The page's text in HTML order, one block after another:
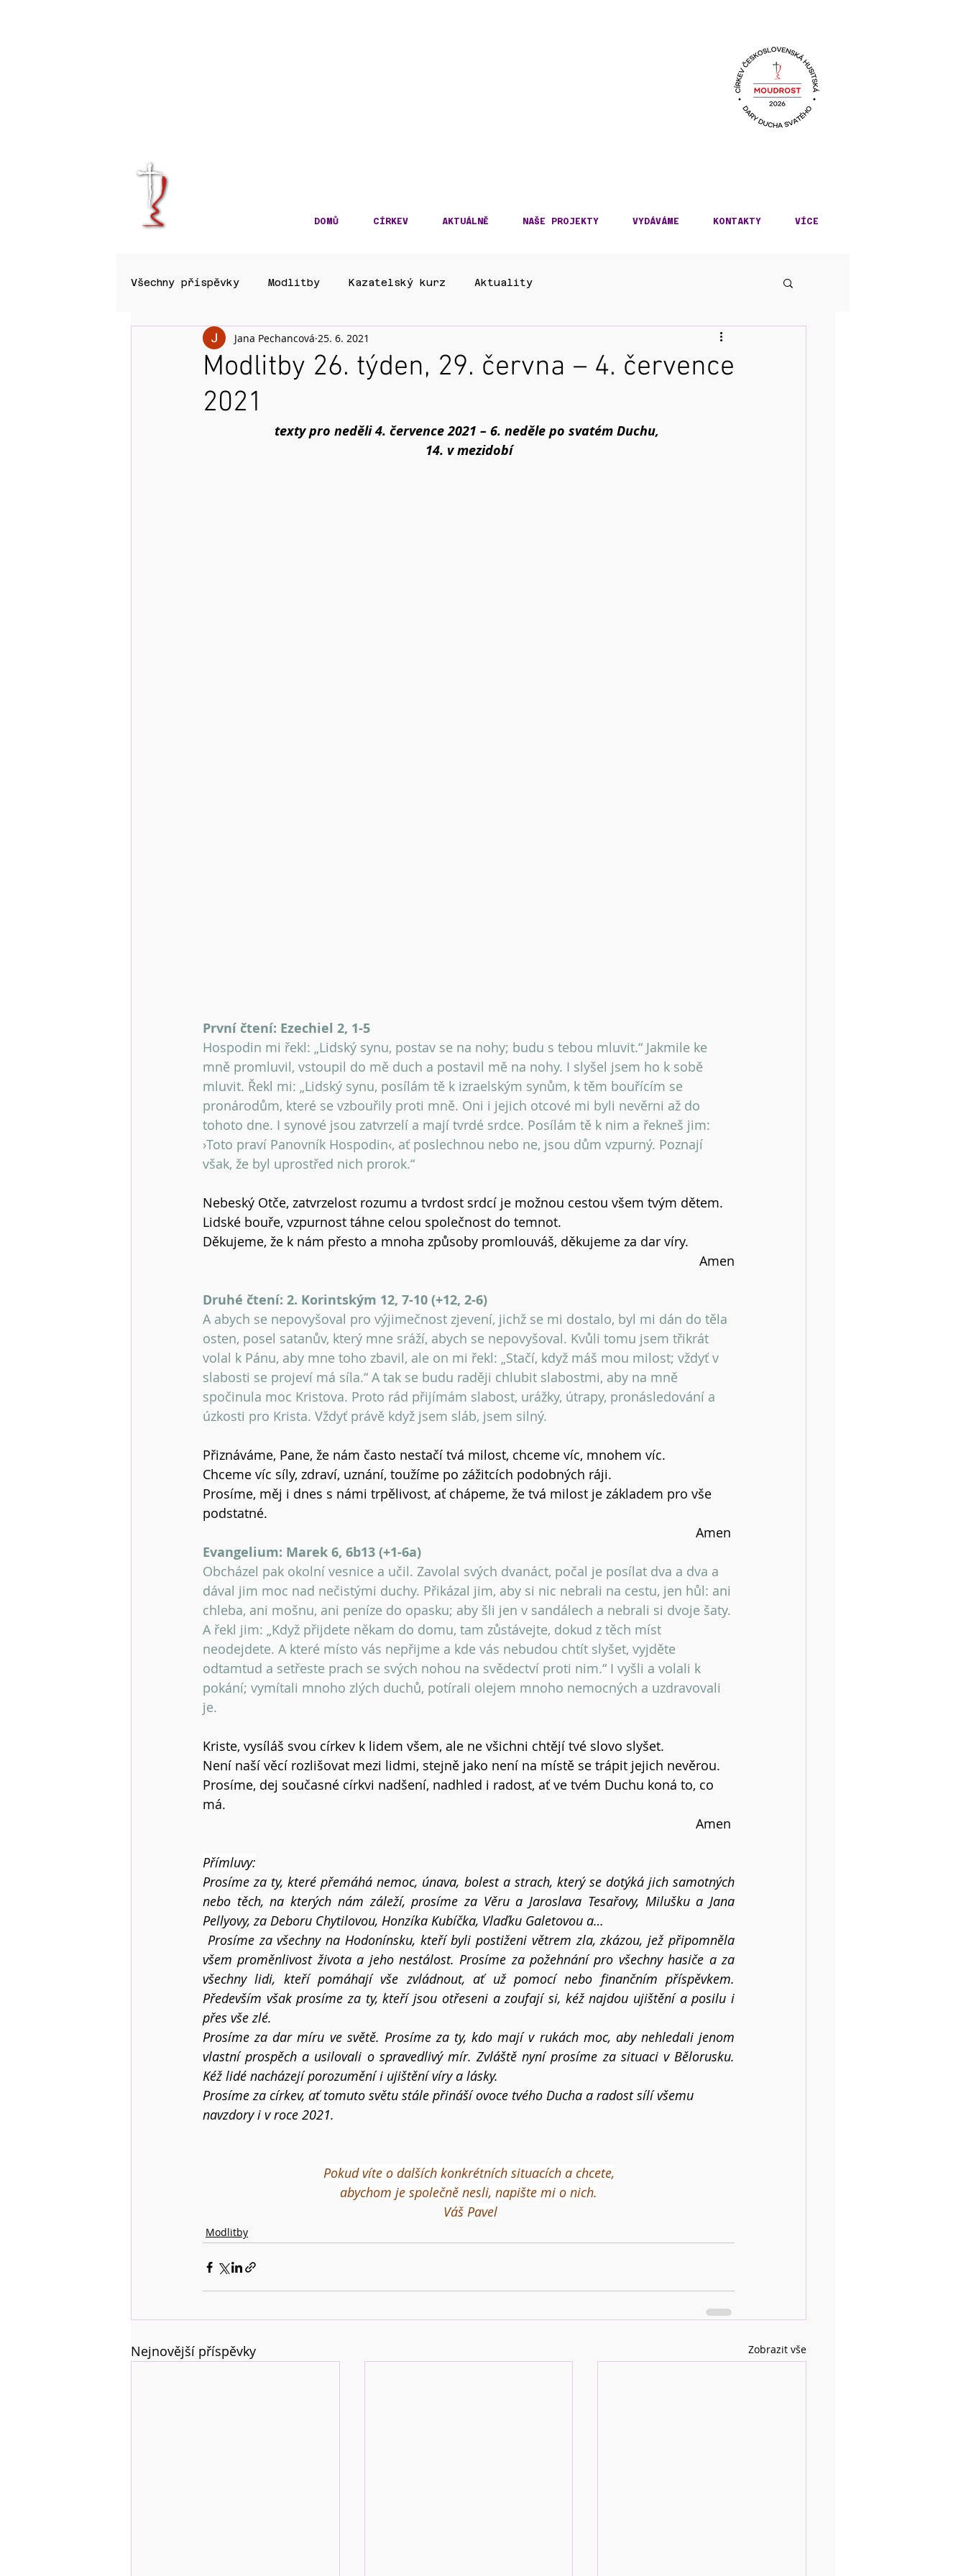
DOMŮ CÍRKEV AKTUÁLNĚ NAŠE PROJEKTY VYDÁVÁME KONTAKTY VÍCE
Všechny příspěvky Modlitby Kazatelský kurz Aktuality
Modlitby 26. týden, 29. června – 4. července
2021
Jana Pechancová 25. 6. 2021
texty pro neděli 4. července 2021 – 6. neděle po svatém Duchu,
14. v mezidobí
První čtení: Ezechiel 2, 1-5
Hospodin mi řekl: „Lidský synu, postav se na nohy; budu s tebou mluvit.“ Jakmile ke
mně promluvil, vstoupil do mě duch a postavil mě na nohy. I slyšel jsem ho k sobě
mluvit. Řekl mi: „Lidský synu, posílám tě k izraelským synům, k těm bouřícím se
pronárodům, které se vzbouřily proti mně. Oni i jejich otcové mi byli nevěrni až do
tohoto dne. I synové jsou zatvrzelí a mají tvrdé srdce. Posílám tě k nim a řekneš jim:
›Toto praví Panovník Hospodin‹, ať poslechnou nebo ne, jsou dům vzpurný. Poznají
však, že byl uprostřed nich prorok.“
Nebeský Otče, zatvrzelost rozumu a tvrdost srdcí je možnou cestou všem tvým dětem.
Lidské bouře, vzpurnost táhne celou společnost do temnot.
Děkujeme, že k nám přesto a mnoha způsoby promlouváš, děkujeme za dar víry.
Amen
Druhé čtení: 2. Korintským 12, 7-10 (+12, 2-6)
A abych se nepovyšoval pro výjimečnost zjevení, jichž se mi dostalo, byl mi dán do těla
osten, posel satanův, který mne sráží, abych se nepovyšoval. Kvůli tomu jsem třikrát
volal k Pánu, aby mne toho zbavil, ale on mi řekl: „Stačí, když máš mou milost; vždyť v
slabosti se projeví má síla.“ A tak se budu raději chlubit slabostmi, aby na mně
spočinula moc Kristova. Proto rád přijímám slabost, urážky, útrapy, pronásledování a
úzkosti pro Krista. Vždyť právě když jsem sláb, jsem silný.
Přiznáváme, Pane, že nám často nestačí tvá milost, chceme víc, mnohem víc.
Chceme víc síly, zdraví, uznání, toužíme po zážitcích podobných ráji.
Prosíme, měj i dnes s námi trpělivost, ať chápeme, že tvá milost je základem pro vše
podstatné.
Amen
Evangelium: Marek 6, 6b13 (+1-6a)
Obcházel pak okolní vesnice a učil. Zavolal svých dvanáct, počal je posílat dva a dva a
dával jim moc nad nečistými duchy. Přikázal jim, aby si nic nebrali na cestu, jen hůl: ani
chleba, ani mošnu, ani peníze do opasku; aby šli jen v sandálech a nebrali si dvoje šaty.
A řekl jim: „Když přijdete někam do domu, tam zůstávejte, dokud z těch míst
neodejdete. A které místo vás nepřijme a kde vás nebudou chtít slyšet, vyjděte
odtamtud a setřeste prach se svých nohou na svědectví proti nim.“ I vyšli a volali k
pokání; vymítali mnoho zlých duchů, potírali olejem mnoho nemocných a uzdravovali
je.
Kriste, vysíláš svou církev k lidem všem, ale ne všichni chtějí tvé slovo slyšet.
Není naší věcí rozlišovat mezi lidmi, stejně jako není na místě se trápit jejich nevěrou.
Prosíme, dej současné církvi nadšení, nadhled i radost, ať ve tvém Duchu koná to, co
má.
Amen
Přímluvy:
Prosíme za ty, které přemáhá nemoc, únava, bolest a strach, který se dotýká jich samotných
nebo těch, na kterých nám záleží, prosíme za Věru a Jaroslava Tesařovy, Milušku a Jana
Pellyovy, za Deboru Chytilovou, Honzíka Kubíčka, Vlaďku Galetovou a…
Prosíme za všechny na Hodonínsku, kteří byli postiženi větrem zla, zkázou, jež připomněla
všem proměnlivost života a jeho nestálost. Prosíme za požehnání pro všechny hasiče a za
všechny lidi, kteří pomáhají vše zvládnout, ať už pomocí nebo finančním příspěvkem.
Především však prosíme za ty, kteří jsou otřeseni a zoufají si, kéž najdou ujištění a posilu i
přes vše zlé.
Prosíme za dar míru ve světě. Prosíme za ty, kdo mají v rukách moc, aby nehledali jenom
vlastní prospěch a usilovali o spravedlivý mír. Zvláště nyní prosíme za situaci v Bělorusku.
Kéž lidé nacházejí porozumění i ujištění víry a lásky.
Prosíme za církev, ať tomuto světu stále přináší ovoce tvého Ducha a radost sílí všemu
navzdory i v roce 2021.
Pokud víte o dalších konkrétních situacích a chcete,
abychom je společně nesli, napište mi o nich.
Váš Pavel
Modlitby
Nejnovější příspěvky Zobrazit vše